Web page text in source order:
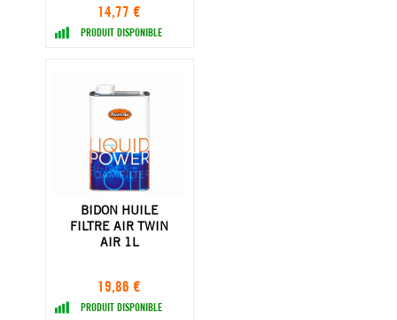
14,77 €
PRODUIT DISPONIBLE
BIDON HUILE
FILTRE AIR TWIN
AIR 1L
19,86 €
PRODUIT DISPONIBLE